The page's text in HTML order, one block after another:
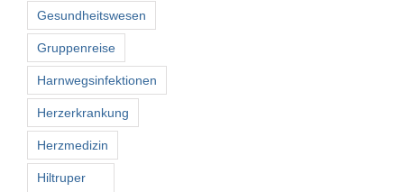
Gesundheitswesen
Gruppenreise
Harnwegsinfektionen
Herzerkrankung
Herzmedizin
Hiltruper